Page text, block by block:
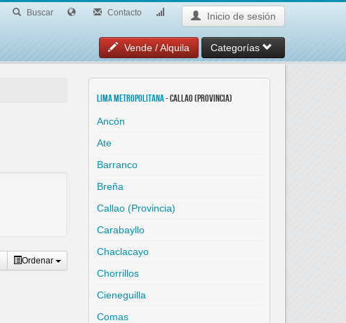
Buscar Contacto Inicio de sesión
Vende / Alquila Categorías
Ordenar
Lima Metropolitana- Callao (Provincia)
Ancón
Ate
Barranco
Breña
Callao (Provincia)
Carabayllo
Chaclacayo
Chorrillos
Cieneguilla
Comas